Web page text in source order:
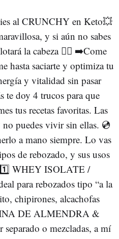
al CRUNCHY en Keto💥
y si aún no sabes
la cabeza 👇🏼 ➡️Come
hasta saciarte y optimiza tu
y vitalidad sin pasar
te doy 4 trucos para que
tus recetas favoritas. Las
puedes vivir sin ellas. 💿
a mano siempre. Lo vas
tipos de rebozado, y sus usos
1️⃣ WHEY ISOLATE /
para rebozados tipo “a la
chipirones, alcachofas
DE ALMENDRA &
o mezcladas, a mí